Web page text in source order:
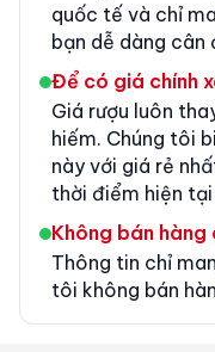
quốc tế và chỉ
bạn dễ dàng cân
Để có giá chính
Giá rượu luôn
hiếm. Chúng tôi
này với giá rẻ
thời điểm hiện
Không bán hàng
Thông tin chỉ
tôi không bán